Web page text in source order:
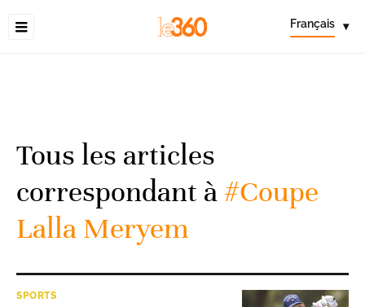
Français ▾
Tous les articles
correspondant à#Coupe
Lalla Meryem
SPORTS